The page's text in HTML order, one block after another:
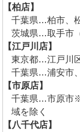
【柏店】
千葉県…柏市、
茨城県…取手市
【江戸川店】
東京都…江戸川
千葉県…浦安市
【市原店】
千葉県…市原市
域を除く
【八千代店】